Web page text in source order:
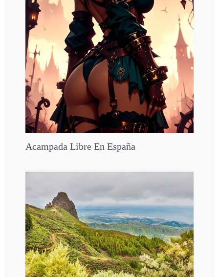
Acampada Libre En España